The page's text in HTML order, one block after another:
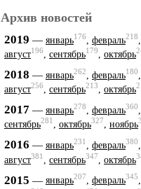
Архив новостей
2019 — январь176 февраль218
август196, сентябрь179, октябрь
2018 — январь262 февраль180
август256, сентябрь213, октябрь
2017 — январь278 февраль360
сентябрь281, октябрь327, ноябрь
2016 — январь231 февраль380
август381 сентябрь347 октябрь
2015 — январь207, февраль345